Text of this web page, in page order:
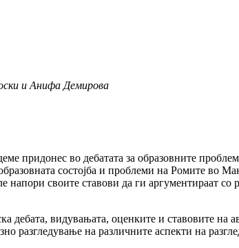
и Анифа Демирова
придонес во дебатата за образовните
состојба и проблеми на Ромите во
напори своите ставови да ги аргументираат со
дебата, видувањата, оценките и ставовите на
разгледување на различните аспекти на